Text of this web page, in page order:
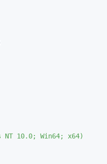
NT 10.0; Win64; x64)